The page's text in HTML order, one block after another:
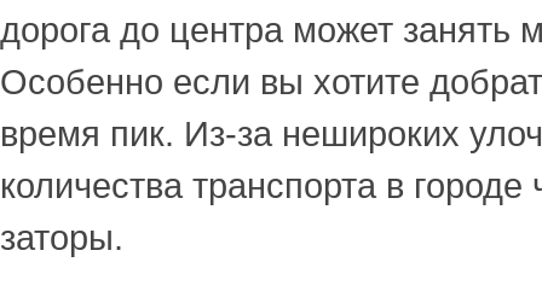
дорога до центра может занять
Особенно если вы хотите
время пик. Из-за нешироких
количества транспорта в
заторы.